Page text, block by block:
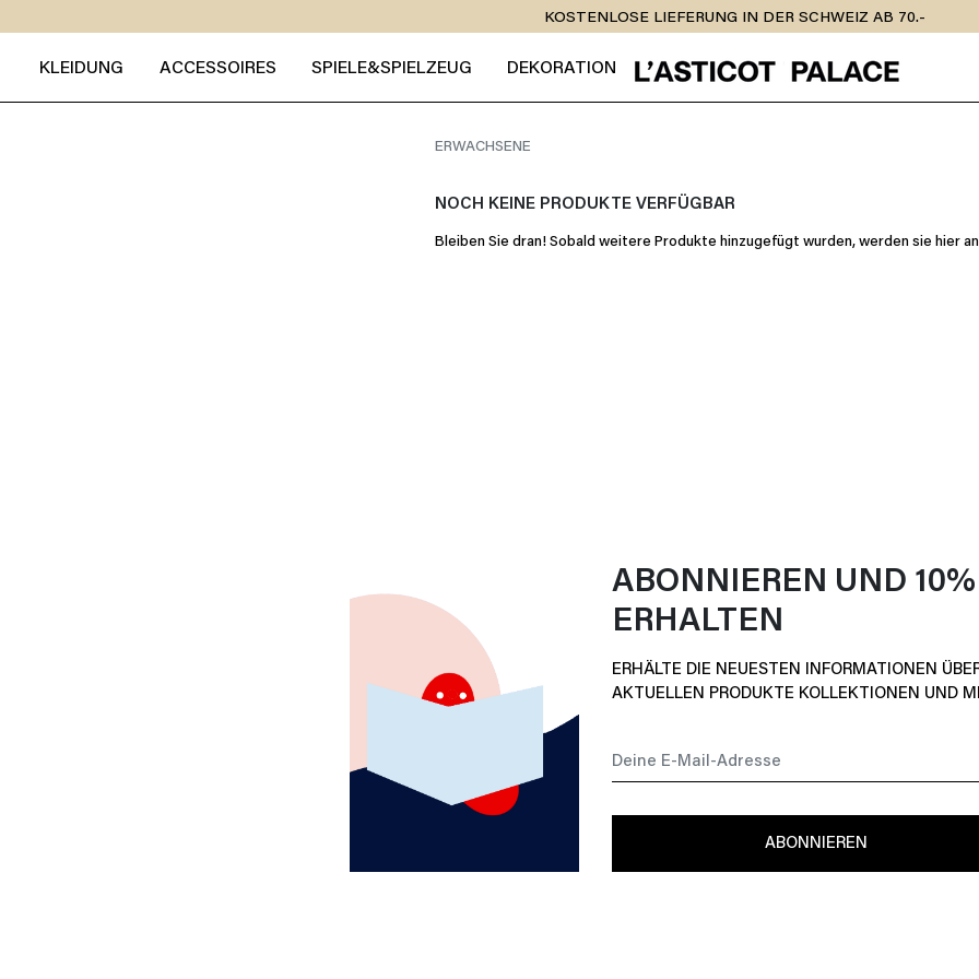
KOSTENLOSE LIEFERUNG IN DER SCHWEIZ AB 70.-
KLEIDUNG ACCESSOIRES SPIELE&SPIELZEUG DEKORATION
ERWACHSENE
NOCH KEINE PRODUKTE VERFÜGBAR
Bleiben Sie dran! Sobald weitere Produkte hinzugefügt wurden, werden sie hier
ABONNIEREN UND 10%
ERHALTEN
ERHÄLTE DIE NEUESTEN INFORMATIONEN
AKTUELLEN PRODUKTE KOLLEKTIONEN UND